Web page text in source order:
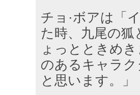
チョ·ボアは「
た時、九尾の
ょっとときめ
のあるキャラ
と思います。」